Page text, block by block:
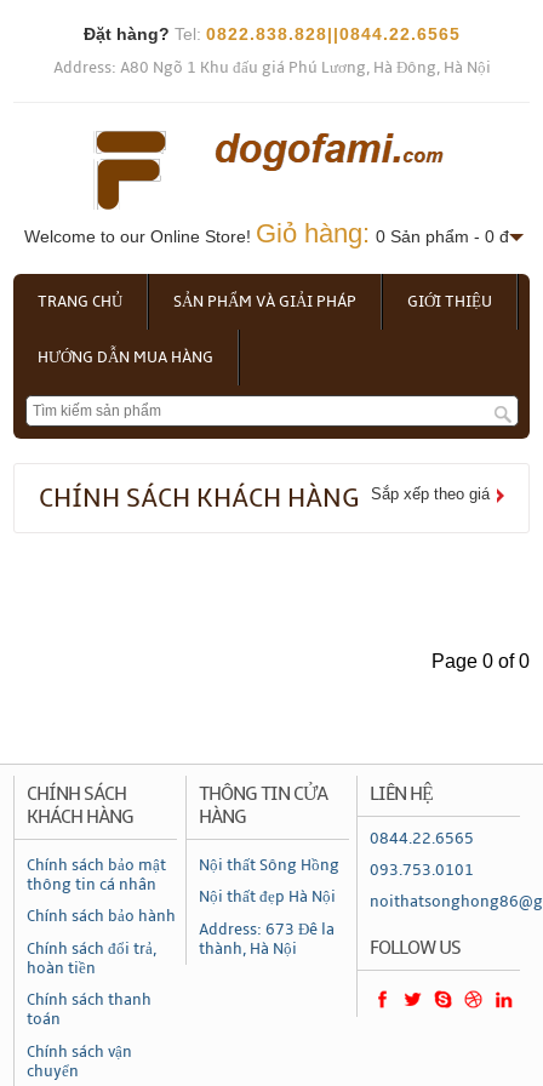
Đặt hàng? Tel: 0822.838.828||0844.22.6565
Address: A80 Ngõ 1 Khu đấu giá Phú Lương, Hà Đông, Hà Nội
Welcome to our Online Store! Giỏ hàng: 0 Sản phẩm - 0 đ
TRANG CHỦ SẢN PHẨM VÀ GIẢI PHÁP GIỚI THIỆU
HƯỚNG DẪN MUA HÀNG
CHÍNH SÁCH KHÁCH HÀNG Sắp xếp theo giá
Page 0 of 0
CHÍNH SÁCH
KHÁCH HÀNG
Chính sách bảo mật
thông tin cá nhân
Chính sách bảo hành
Chính sách đổi trả,
hoàn tiền
Chính sách thanh
toán
Chính sách vận
chuyển
THÔNG TIN CỬA
HÀNG
Nội thất Sông Hồng
Nội thất đẹp Hà Nội
Address: 673 Đê la
thành, Hà Nội
LIÊN HỆ
0844.22.6565
093.753.0101
FOLLOW US